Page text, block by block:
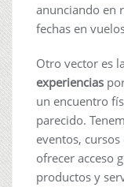
anunciando en
fechas en
Otro vector es la
experiencias
un encuentro
parecido.
eventos,
ofrecer acceso
productos y